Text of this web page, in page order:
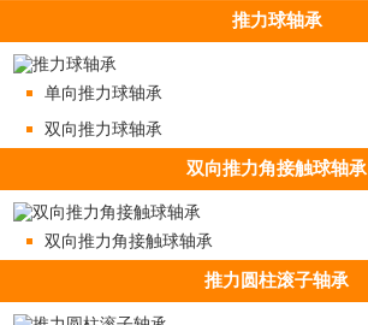
推力球轴承
单向推力球轴承
双向推力球轴承
双向推力角接触球轴承
双向推力角接触球轴承
推力圆柱滚子轴承